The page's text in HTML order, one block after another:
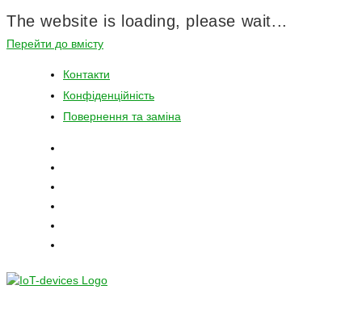
The website is loading, please wait...
Перейти до вмісту
Контакти
Конфіденційність
Повернення та заміна